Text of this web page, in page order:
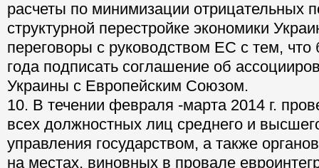
расчеты по минимизации отрицательных
структурной перестройке экономики
переговоры с руководством ЕС с тем,
года подписать соглашение об
Украины с Европейским Союзом.
10. В течении февраля -марта 2014 г.
всех должностных лиц среднего и
управления государством, а также
на местах, виновных в провале